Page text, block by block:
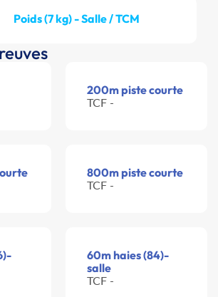
Poids (7 kg) - Salle / TCM
200m piste courte
TCF -
800m piste courte
TCF -
60m haies (84)-
salle
TCF -